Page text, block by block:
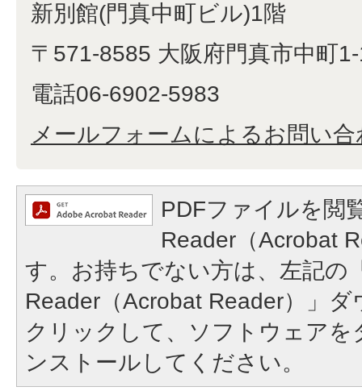
新別館(門真中町ビル)1階
〒571-8585 大阪府門真市中町
電話06-6902-5983
メールフォームによるお問い合
PDFファイルを閲
Reader（Acrobat
す。お持ちでない方は、左記の
Reader（Acrobat Reader）」
クリックして、ソフトウェア
ンストールしてください。